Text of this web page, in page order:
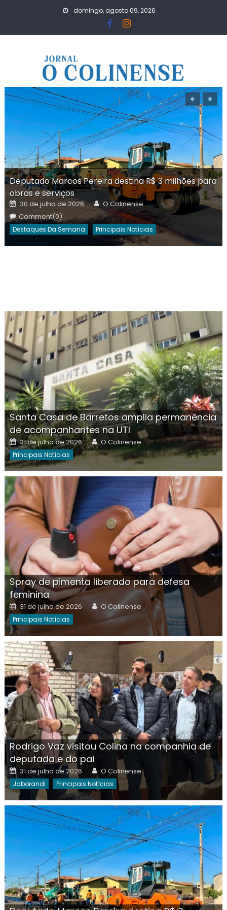
domingo, agosto 09, 2026
Deputado Marcos Pereira destina R$ 3 milhões para
obras e serviços
Posted
on
30 de julho de 2026 Author
O Colinense
Comment(0)
Destaques Da Semana Principais Notícias
Santa Casa de Barretos amplia permanência
de acompanhantes na UTI
Posted
on
31 de julho de 2026 Author
O Colinense
Principais Notícias
Spray de pimenta liberado para defesa
feminina
Posted
on
31 de julho de 2026 Author
O Colinense
Principais Notícias
Rodrigo Vaz visitou Colina na companhia de
deputada e do pai
Posted
on
31 de julho de 2026 Author
O Colinense
Jaborandi Principais Notícias